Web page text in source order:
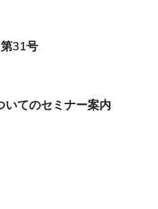
31号
いてのセミナー案内